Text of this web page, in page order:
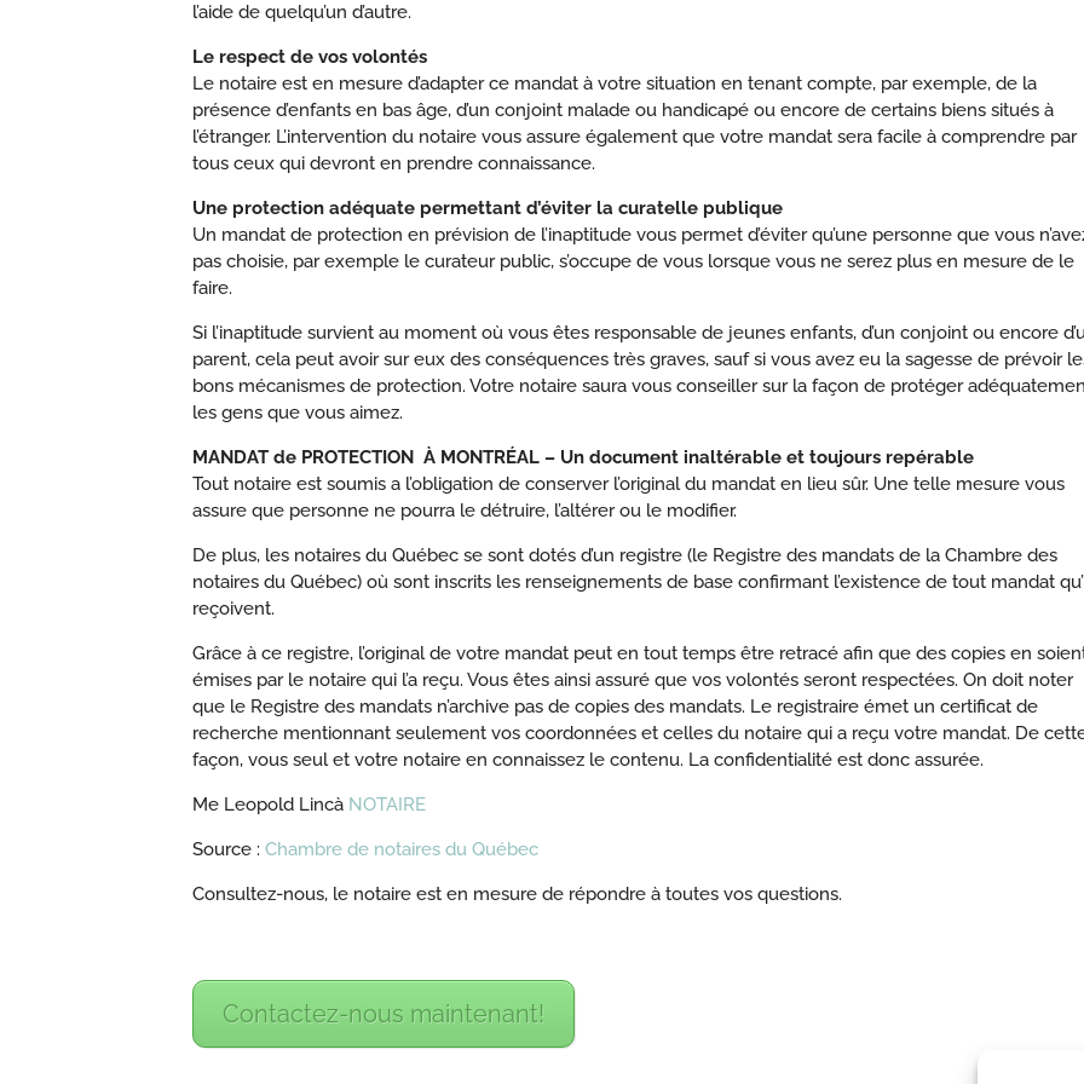
l’aide de quelqu’un d’autre.
Le respect de vos volontés
Le notaire est en mesure d’adapter ce mandat à votre situation en tenant compte, par exemple, de la
présence d’enfants en bas âge, d’un conjoint malade ou handicapé ou encore de certains biens situés à
l’étranger. L’intervention du notaire vous assure également que votre mandat sera facile à comprendre par
tous ceux qui devront en prendre connaissance.
Une protection adéquate permettant d’éviter la curatelle publique
Un mandat de protection en prévision de l’inaptitude vous permet d’éviter qu’une personne que vous
pas choisie, par exemple le curateur public, s’occupe de vous lorsque vous ne serez plus en mesure de le
faire.
Si l’inaptitude survient au moment où vous êtes responsable de jeunes enfants, d’un conjoint ou encore
parent, cela peut avoir sur eux des conséquences très graves, sauf si vous avez eu la sagesse de prévoir
bons mécanismes de protection. Votre notaire saura vous conseiller sur la façon de protéger
les gens que vous aimez.
MANDAT de PROTECTION À MONTRÉAL – Un document inaltérable et toujours repérable
Tout notaire est soumis a l’obligation de conserver l’original du mandat en lieu sûr. Une telle mesure vous
assure que personne ne pourra le détruire, l’altérer ou le modifier.
De plus, les notaires du Québec se sont dotés d’un registre (le Registre des mandats de la Chambre des
notaires du Québec) où sont inscrits les renseignements de base confirmant l’existence de tout mandat
reçoivent.
Grâce à ce registre, l’original de votre mandat peut en tout temps être retracé afin que des copies en
émises par le notaire qui l’a reçu. Vous êtes ainsi assuré que vos volontés seront respectées. On doit noter
que le Registre des mandats n’archive pas de copies des mandats. Le registraire émet un certificat de
recherche mentionnant seulement vos coordonnées et celles du notaire qui a reçu votre mandat. De
façon, vous seul et votre notaire en connaissez le contenu. La confidentialité est donc assurée.
Me Leopold Lincà NOTAIRE
Source : Chambre de notaires du Québec
Consultez-nous, le notaire est en mesure de répondre à toutes vos questions.
Contactez-nous maintenant!